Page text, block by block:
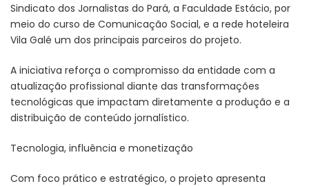
Sindicato dos Jornalistas do Pará, a Faculdade Estácio, por
meio do curso de Comunicação Social, e a rede hoteleira
Vila Galé um dos principais parceiros do projeto.
A iniciativa reforça o compromisso da entidade com a
atualização profissional diante das transformações
tecnológicas que impactam diretamente a produção e a
distribuição de conteúdo jornalístico.
Tecnologia, influência e monetização
Com foco prático e estratégico, o projeto apresenta